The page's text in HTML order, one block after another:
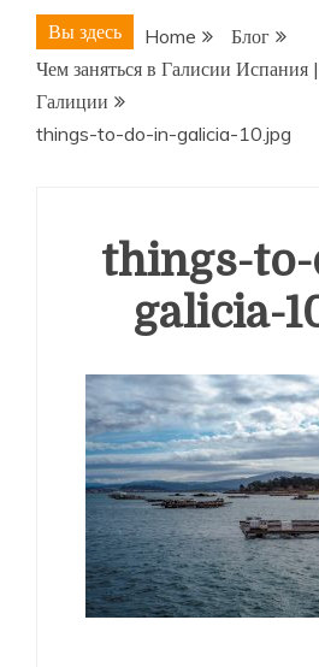
Вы здесь Home
Блог
Чем заняться в Галисии
Галиции
things-to-do-in-galicia-10.jpg
things-
galicia-